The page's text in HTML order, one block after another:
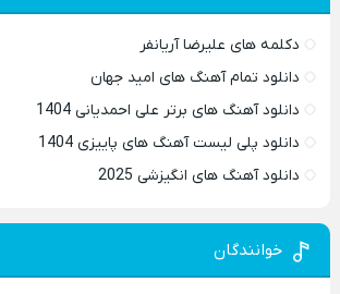
دکلمه های علیرضا آریانفر
دانلود تمام آهنگ های امید جهان
دانلود آهنگ های برتر علی احمدیانی 1404
دانلود پلی لیست آهنگ های پاییزی 1404
دانلود آهنگ های انگیزشی 2025
خوانندگان